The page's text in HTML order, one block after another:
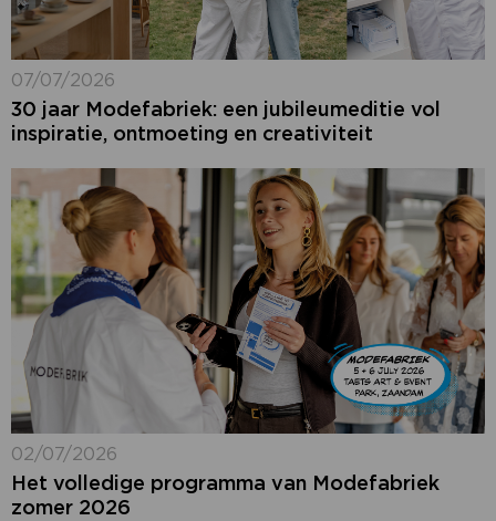
07/07/2026
30 jaar Modefabriek: een jubileumeditie vol
inspiratie, ontmoeting en creativiteit
02/07/2026
Het volledige programma van Modefabriek
zomer 2026